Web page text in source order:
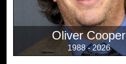
Oliver Cooper
1988 - 2026